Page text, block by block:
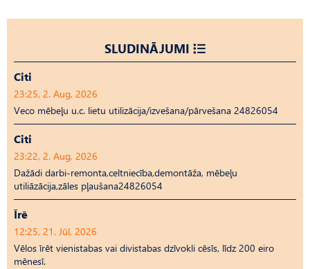
SLUDINĀJUMI
Citi
23:25, 2. Aug, 2026
Veco mēbeļu u.c. lietu utilizācija/izvešana/pārvešana 24826054
Citi
23:22, 2. Aug, 2026
Dažādi darbi-remonta,celtniecība,demontāža, mēbeļu
utiliāzācija,zāles pļaušana24826054
Īrē
12:25, 21. Jūl, 2026
Vēlos īrēt vienistabas vai divistabas dzīvokli cēsīs, līdz 200 eiro
mēnesī.